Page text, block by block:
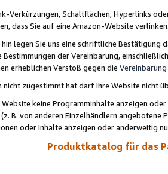
Verkürzungen, Schaltflächen, Hyperlinks
dass Sie auf eine Amazon-Website
legen Sie uns eine schriftliche
der Vereinbarung,
erheblichen Verstoß gegen die Vereinbarung
nicht zugestimmt hat darf Ihre Website nicht
keine Programminhalte anzeigen
B. von anderen Einzelhändlern
oder Inhalte anzeigen oder anderweitig
Produktkatalog für das